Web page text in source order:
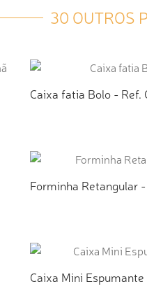
30 OUTROS
Caixa fatia Bolo - Ref.
Forminha Retangular
Caixa Mini Espumante